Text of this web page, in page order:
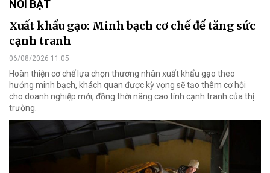
NỔI BẬT
Xuất khẩu gạo: Minh bạch cơ chế để tăng sức
cạnh tranh
06/08/2026 11:05
Hoàn thiện cơ chế lựa chọn thương nhân xuất khẩu gạo theo
hướng minh bạch, khách quan được kỳ vọng sẽ tạo thêm cơ hội
cho doanh nghiệp mới, đồng thời nâng cao tính cạnh tranh của thị
trường.